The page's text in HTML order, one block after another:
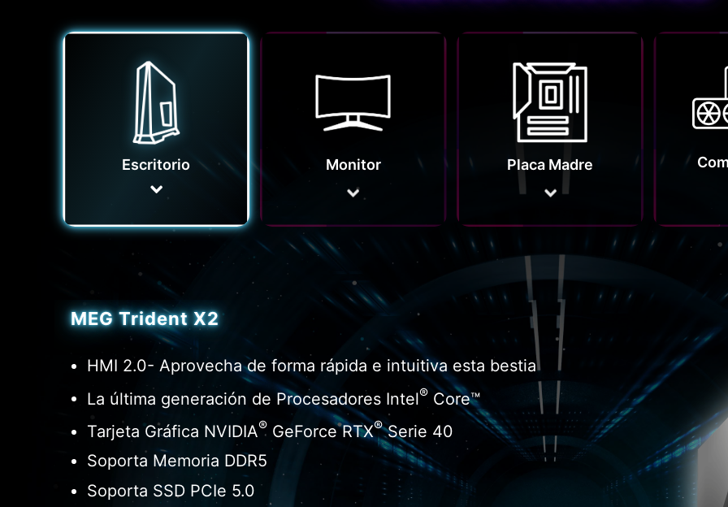
Escritorio Monitor Placa Madre
MEG Trident X2
HMI 2.0- Aprovecha de forma rápida e intuitiva esta bestia
La última generación de Procesadores Intel® Core™
Tarjeta Gráfica NVIDIA® GeForce RTX®Serie 40
Soporta Memoria DDR5
Soporta SSD PCIe 5.0